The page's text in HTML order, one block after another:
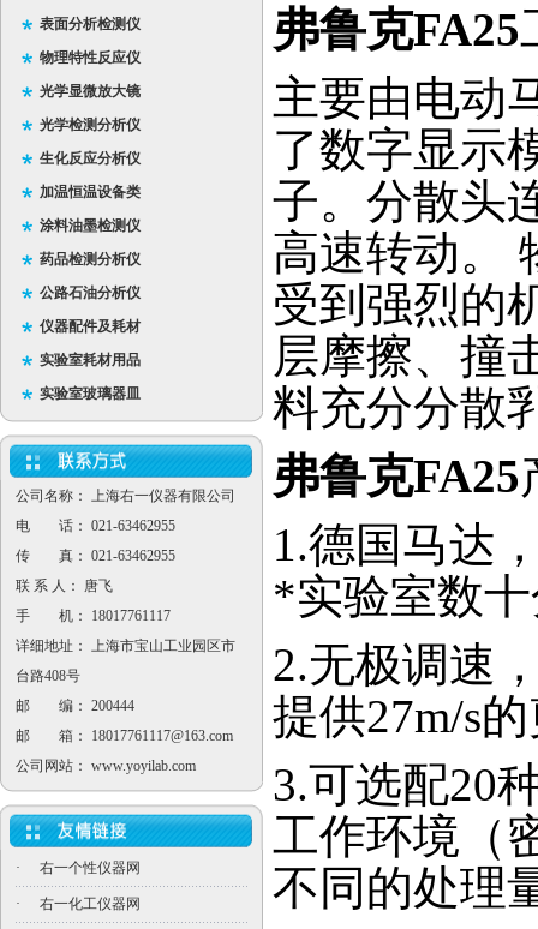
表面分析检测仪
物理特性反应仪
光学显微放大镜
光学检测分析仪
生化反应分析仪
加温恒温设备类
涂料油墨检测仪
药品检测分析仪
公路石油分析仪
仪器配件及耗材
实验室耗材用品
实验室玻璃器皿
公司名称： 上海右一仪器有限公司
电 话： 021-63462955
传 真： 021-63462955
联 系 人： 唐飞
手 机： 18017761117
详细地址： 上海市宝山工业园区市
台路408号
邮 编： 200444
邮 箱：
18017761117@163.com
公司网站： www.yoyilab.com
· 右一个性仪器网
· 右一化工仪器网
弗鲁克FA25
主要由电动
了数字显示
子。分散头
高速转动。
受到强烈的
层摩擦、撞
料充分分散
弗鲁克FA25
1.德国马达
*实验室数
2.无极调速
提供27m/s
3.可选配20
工作环境（
不同的处理